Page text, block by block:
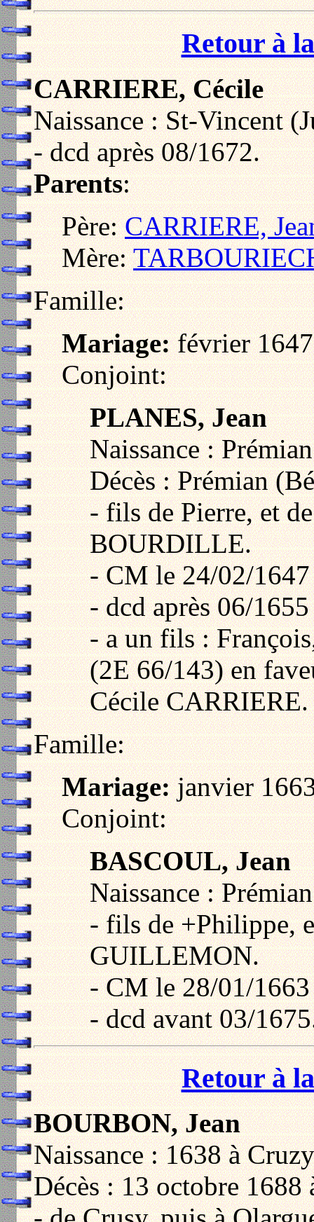
Retour à
CARRIERE, Cécile
Naissance : St-Vincent
- dcd après 08/1672.
Parents:
Père:CARRIERE,
Mère:
Famille:
Mariage:février 1647
Conjoint:
PLANES, Jean
Naissance : Prémian
Décès : Prémian
- fils de Pierre, et
BOURDILLE.
- CM le 24/02/
- dcd après 06/
- a un fils :
(2E 66/143) en
Cécile CARRIERE.
Famille:
Mariage:janvier
Conjoint:
BASCOUL, Jean
Naissance :
- fils de +Philippe,
GUILLEMON.
- CM le 28/01/
- dcd avant 03/
Retour à
BOURBON, Jean
Naissance : 1638 à Cruzy
Décès : 13 octobre 1688